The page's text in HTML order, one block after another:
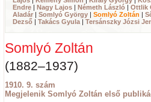
Endre | Nagy Lajos | Németh László | Ottlik
Aladár | Somlyó György | Somlyó Zoltán |
Dezső | Takács Gyula | Tersánszky Józsi
Somlyó Zoltán
(1882–1937)
1910. 9. szám
Megjelenik Somlyó Zoltán első